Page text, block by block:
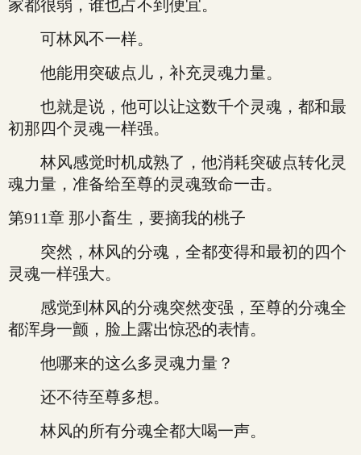
家都很弱，谁也占不到便宜。
可林风不一样。
他能用突破点儿，补充灵魂力量。
也就是说，他可以让这数千个灵魂，都和最
初那四个灵魂一样强。
林风感觉时机成熟了，他消耗突破点转化灵
魂力量，准备给至尊的灵魂致命一击。
第911章 那小畜生，要摘我的桃子
突然，林风的分魂，全都变得和最初的四个
灵魂一样强大。
感觉到林风的分魂突然变强，至尊的分魂全
都浑身一颤，脸上露出惊恐的表情。
他哪来的这么多灵魂力量？
还不待至尊多想。
林风的所有分魂全都大喝一声。